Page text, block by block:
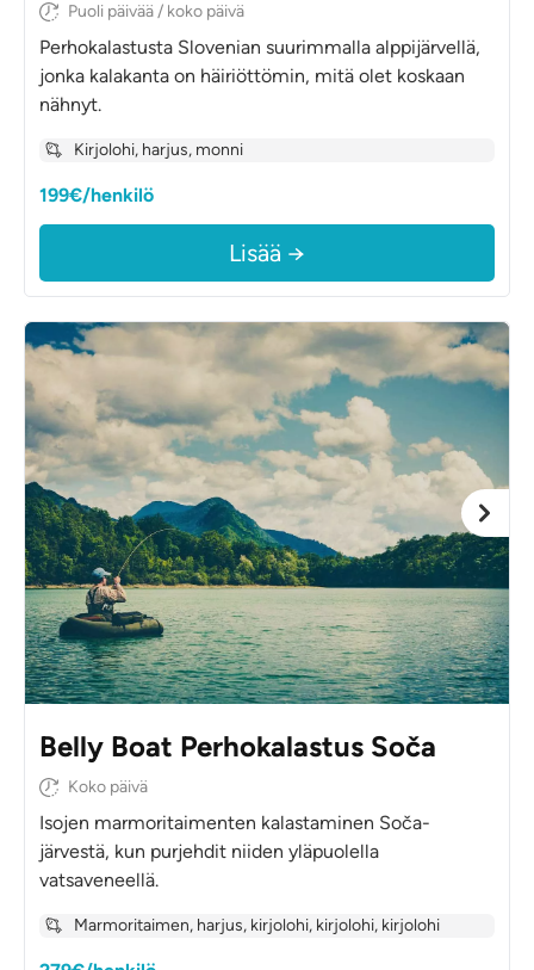
Puoli päivää / koko päivä
Perhokalastusta Slovenian suurimmalla alppijärvellä,
jonka kalakanta on häiriöttömin, mitä olet koskaan
nähnyt.
Kirjolohi, harjus, monni
199€/henkilö
Lisää →
Belly Boat Perhokalastus Soča
Koko päivä
Isojen marmoritaimenten kalastaminen Soča-
järvestä, kun purjehdit niiden yläpuolella
vatsaveneellä.
Marmoritaimen, harjus, kirjolohi, kirjolohi, kirjolohi